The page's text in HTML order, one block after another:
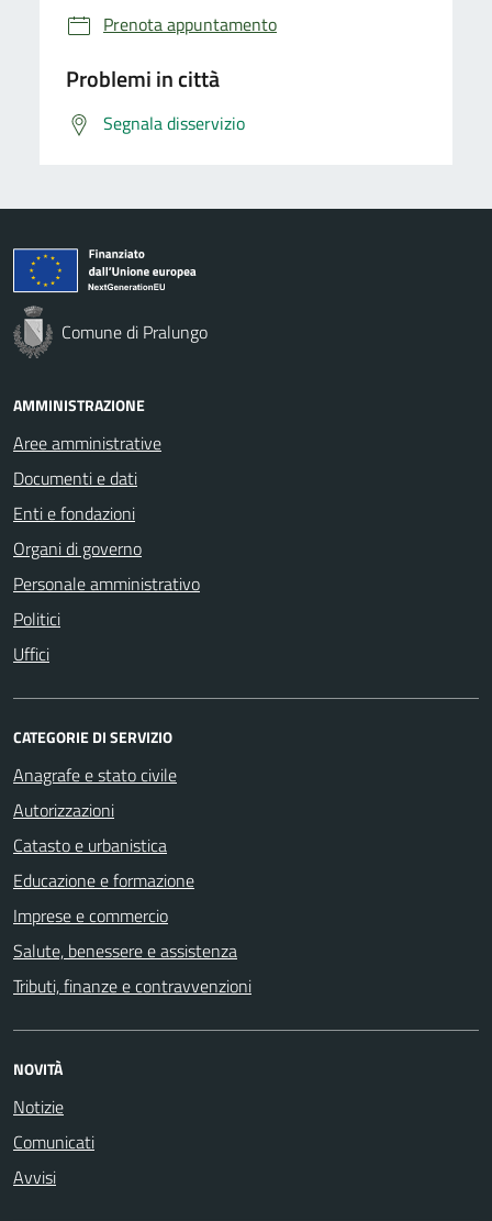
Prenota appuntamento
Problemi in città
Segnala disservizio
Comune di Pralungo
AMMINISTRAZIONE
Aree amministrative
Documenti e dati
Enti e fondazioni
Organi di governo
Personale amministrativo
Politici
Uffici
CATEGORIE DI SERVIZIO
Anagrafe e stato civile
Autorizzazioni
Catasto e urbanistica
Educazione e formazione
Imprese e commercio
Salute, benessere e assistenza
Tributi, finanze e contravvenzioni
NOVITÀ
Notizie
Comunicati
Avvisi